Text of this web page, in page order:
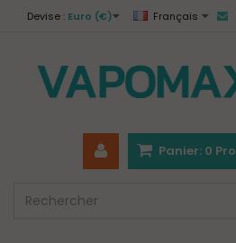
Devise : Euro (€) Français
Panier: 0